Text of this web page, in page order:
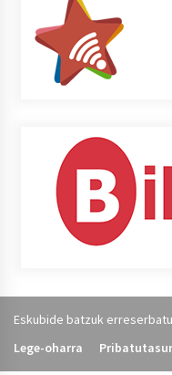
Eskubide batzuk
Lege-oharra